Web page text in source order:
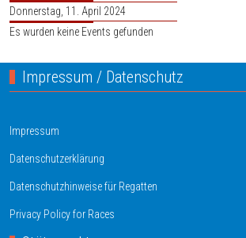
Donnerstag, 11. April 2024
Es wurden keine Events gefunden
Impressum / Datenschutz
Impressum
Datenschutzerklärung
Datenschutzhinweise für Regatten
Privacy Policy for Races